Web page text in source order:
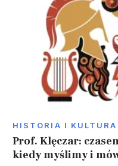
HISTORIA I KULTURA
Prof. Klęczar:
kiedy myślimy i